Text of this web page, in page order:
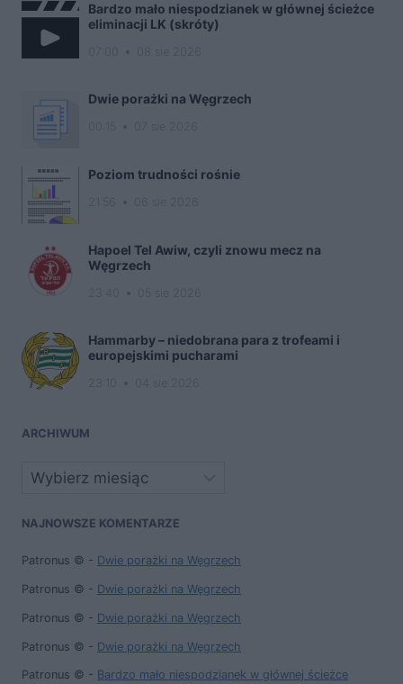
Bardzo mało niespodzianek w głównej ścieżce
eliminacji LK (skróty)
Dwie porażki na Węgrzech
Poziom trudności rośnie
Hapoel Tel Awiw, czyli znowu mecz na
Węgrzech
Hammarby – niedobrana para z trofeami i
europejskimi pucharami
ARCHIWUM
Archiwa
NAJNOWSZE KOMENTARZE
Patronus © - Dwie porażki na Węgrzech
Patronus © - Dwie porażki na Węgrzech
Patronus © - Dwie porażki na Węgrzech
Patronus © - Dwie porażki na Węgrzech
Patronus © - Bardzo mało niespodzianek w głównej ścieżce